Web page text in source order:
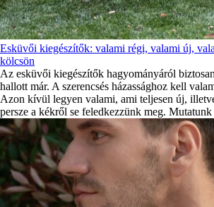
Esküvői kiegészítők: valami régi, valami új,
kölcsön
Az esküvői kiegészítők hagyományáról
hallott már. A szerencsés házassághoz kell
Azon kívül legyen valami, ami teljesen új,
persze a kékről se feledkezzünk meg.